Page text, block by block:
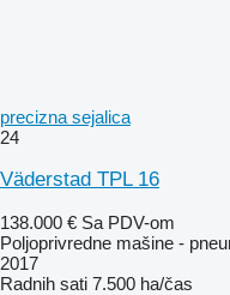
precizna sejalica
24
Väderstad TPL 16
138.000 € Sa PDV-om
Poljoprivredne mašine -
2017
Radnih sati 7.500 ha/čas